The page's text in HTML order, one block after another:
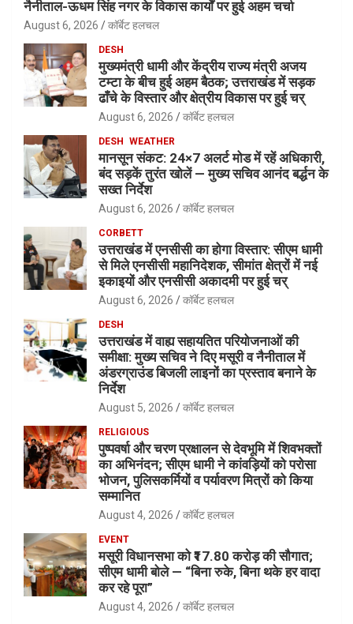
नैनीताल-ऊधम सिंह नगर के विकास कार्यों पर हुई अहम चर्चा
August 6, 2026 कॉर्बेट हलचल
DESH
मुख्यमंत्री धामी और केंद्रीय राज्य मंत्री अजय
टम्टा के बीच हुई अहम बैठक; उत्तराखंड में सड़क
ढाँचे के विस्तार और क्षेत्रीय विकास पर हुई चर्
August 6, 2026 कॉर्बेट हलचल
DESH WEATHER
मानसून संकट: 24×7 अलर्ट मोड में रहें अधिकारी,
बंद सड़कें तुरंत खोलें — मुख्य सचिव आनंद बर्द्धन के
सख्त निर्देश
August 6, 2026 कॉर्बेट हलचल
CORBETT
उत्तराखंड में एनसीसी का होगा विस्तार: सीएम धामी
से मिले एनसीसी महानिदेशक, सीमांत क्षेत्रों में नई
इकाइयों और एनसीसी अकादमी पर हुई चर्
August 6, 2026 कॉर्बेट हलचल
DESH
उत्तराखंड में वाह्य सहायतित परियोजनाओं की
समीक्षा: मुख्य सचिव ने दिए मसूरी व नैनीताल में
अंडरग्राउंड बिजली लाइनों का प्रस्ताव बनाने के
निर्देश
August 5, 2026 कॉर्बेट हलचल
RELIGIOUS
पुष्पवर्षा और चरण प्रक्षालन से देवभूमि में शिवभक्तों
का अभिनंदन; सीएम धामी ने कांवड़ियों को परोसा
भोजन, पुलिसकर्मियों व पर्यावरण मित्रों को किया
सम्मानित
August 4, 2026 कॉर्बेट हलचल
EVENT
मसूरी विधानसभा को ₹17.80 करोड़ की सौगात;
सीएम धामी बोले — “बिना रुके, बिना थके हर वादा
कर रहे पूरा”
August 4, 2026 कॉर्बेट हलचल